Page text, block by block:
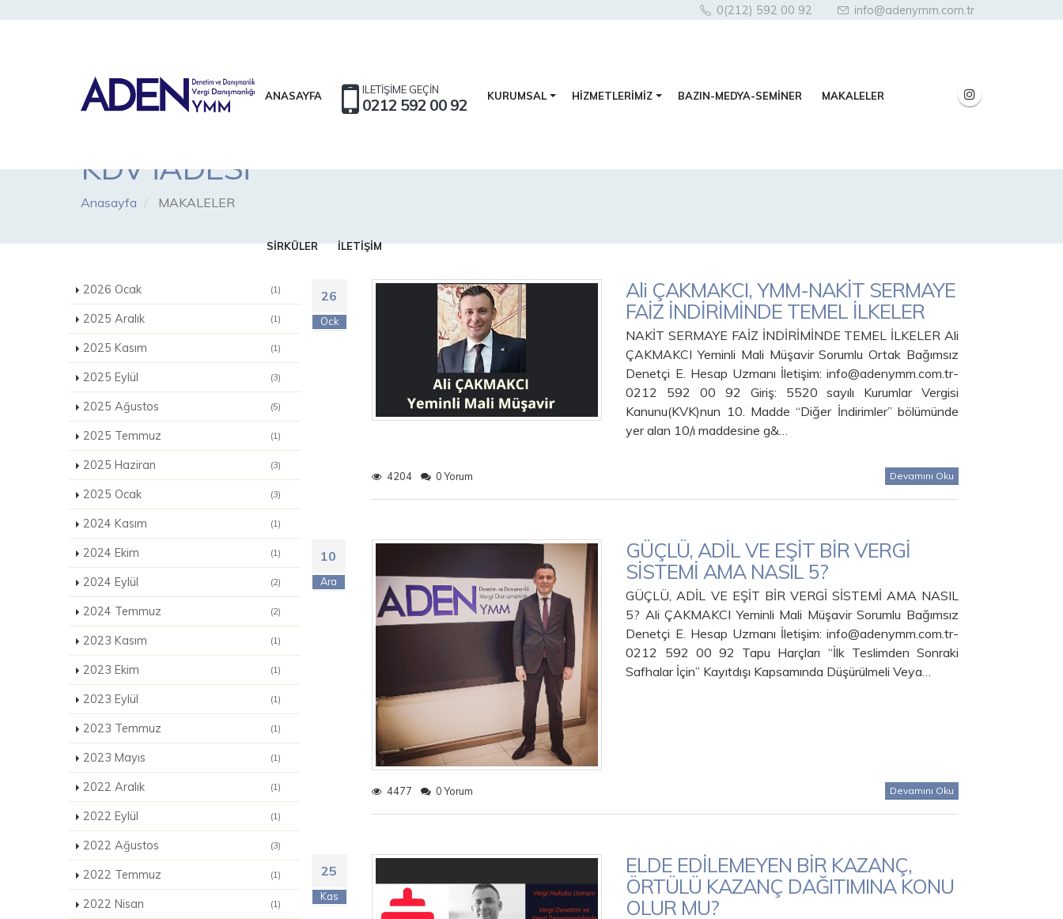
0(212) 592 00 92 info@adenymm.com.tr
ANASAYFA ILETİŞİME GEÇİN
0212 592 00 92 KURUMSAL HİZMETLERİMİZ BAZIN-MEDYA-SEMİNER MAKALELER
SİRKÜLER İLETİŞİM
KDV İADESİ
Anasayfa MAKALELER
2026 Ocak (1)
2025 Aralık (1)
2025 Kasım (1)
2025 Eylül (3)
2025 Ağustos (5)
2025 Temmuz (1)
2025 Haziran (3)
2025 Ocak (3)
2024 Kasım (1)
2024 Ekim (1)
2024 Eylül (2)
2024 Temmuz (2)
2023 Kasım (1)
2023 Ekim (1)
2023 Eylül (1)
2023 Temmuz (1)
2023 Mayıs (1)
2022 Aralık (1)
2022 Eylül (1)
2022 Ağustos (3)
2022 Temmuz (1)
2022 Nisan (1)
26
Ock
Ali ÇAKMAKCI, YMM-NAKİT SERMAYE
FAİZ İNDİRİMİNDE TEMEL İLKELER
NAKİT SERMAYE FAİZ İNDİRİMİNDE TEMEL İLKELER Ali
ÇAKMAKCI Yeminli Mali Müşavir Sorumlu Ortak Bağımsız
Denetçi E. Hesap Uzmanı İletişim: info@adenymm.com.tr-
0212 592 00 92 Giriş: 5520 sayılı Kurumlar Vergisi
Kanunu(KVK)nun 10. Madde “Diğer İndirimler” bölümünde
yer alan 10/ı maddesine g&…
4204 0 Yorum Devamını Oku
10
Ara
GÜÇLÜ, ADİL VE EŞİT BİR VERGİ
SİSTEMİ AMA NASIL 5?
GÜÇLÜ, ADİL VE EŞİT BİR VERGİ SİSTEMİ AMA NASIL
5? Ali ÇAKMAKCI Yeminli Mali Müşavir Sorumlu Bağımsız
Denetçi E. Hesap Uzmanı İletişim: info@adenymm.com.tr-
0212 592 00 92 Tapu Harçları “İlk Teslimden Sonraki
Safhalar İçin” Kayıtdışı Kapsamında Düşürülmeli Veya…
4477 0 Yorum Devamını Oku
25
Kas
ELDE EDİLEMEYEN BİR KAZANÇ,
ÖRTÜLÜ KAZANÇ DAĞITIMINA KONU
OLUR MU?